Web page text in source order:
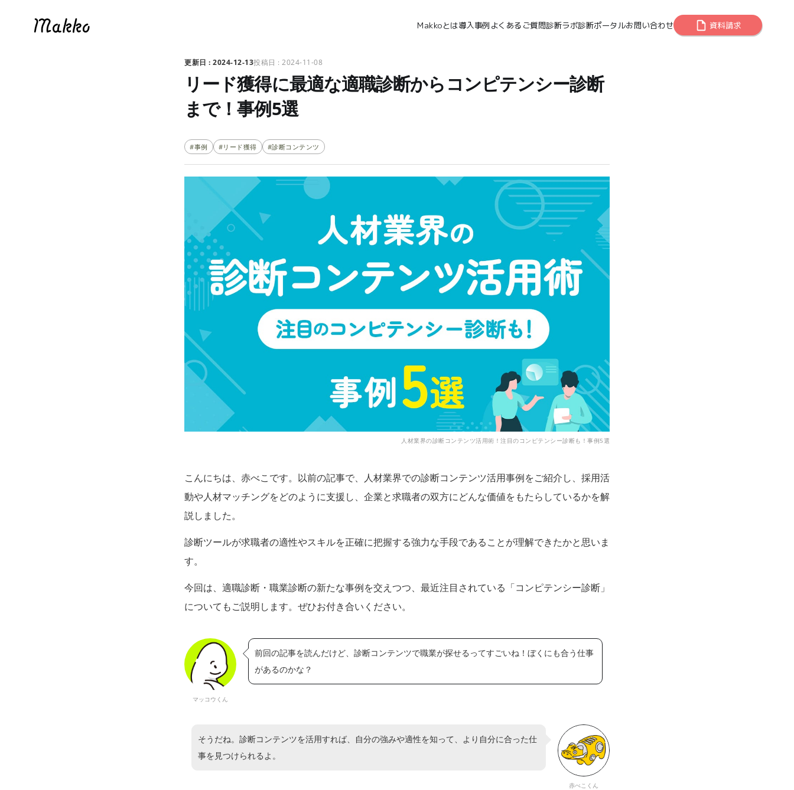
資料請求
Makkoとは導入事例 よくあるご質問診断ラボ診断ポータルお問い合わせ
2024-12-13 2024-11-08
リード獲得に最適な適職診断からコンピテンシー診断
まで！事例5選
#事例 #リード獲得 #診断コンテンツ
人材業界の診断コンテンツ活用術！注目のコンピテンシー診断も！事例5選
こんにちは、赤べこです。以前の記事で、人材業界での診断コンテンツ活用事例をご紹介し、採用活
動や人材マッチングをどのように支援し、企業と求職者の双方にどんな価値をもたらしているかを解
説しました。
診断ツールが求職者の適性やスキルを正確に把握する強力な手段であることが理解できたかと思いま
す。
今回は、適職診断・職業診断の新たな事例を交えつつ、最近注目されている「コンピテンシー診断」
についてもご説明します。ぜひお付き合いください。
マッコウくん
前回の記事を読んだけど、診断コンテンツで職業が探せるってすごいね！ぼくにも合う仕事
があるのかな？
赤べこくん
そうだね。診断コンテンツを活用すれば、自分の強みや適性を知って、より自分に合った仕
事を見つけられるよ。